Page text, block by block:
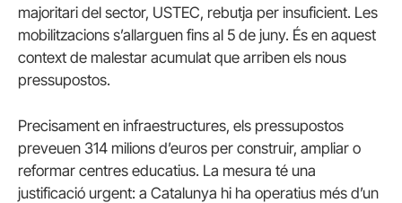
majoritari del sector, USTEC, rebutja per insuficient. Les
mobilitzacions s’allarguen fins al 5 de juny. És en aquest
context de malestar acumulat que arriben els nous
pressupostos.
Precisament en infraestructures, els pressupostos
preveuen 314 milions d’euros per construir, ampliar o
reformar centres educatius. La mesura té una
justificació urgent: a Catalunya hi ha operatius més d’un